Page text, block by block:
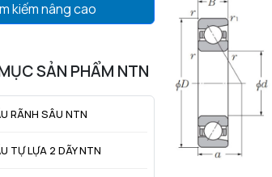
kiếm nâng cao
SẢN PHẨM NTN
RÃNH SÂU NTN
TỰ LỰA 2 DÃY NTN